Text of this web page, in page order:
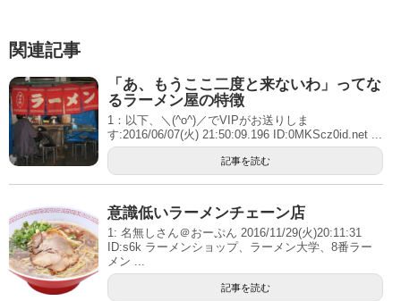
関連記事
「あ、もうここ二度と来ないわ」ってな
るラーメン屋の特徴
1：以下、＼(^o^)／でVIPがお送りしま
す:2016/06/07(火) 21:50:09.196 ID:0MKScz0id.net ...
記事を読む
意識低いラーメンチェーン店
1: 名無しさん＠おーぷん 2016/11/29(火)20:11:31
ID:s6k ラーメンショップ、ラーメン大学、8番ラー
メン ...
記事を読む